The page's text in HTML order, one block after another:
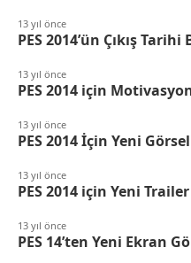
13 yıl önce
PES 2014’ün Çıkış
13 yıl önce
PES 2014 için
13 yıl önce
PES 2014 İçin Yeni
13 yıl önce
PES 2014 için Yeni
13 yıl önce
PES 14’ten Yeni Ekran